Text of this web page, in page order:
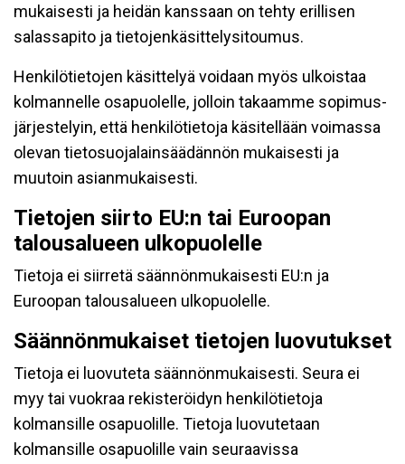
mukaisesti ja heidän kanssaan on tehty erillisen
salassapito ja tietojenkäsittelysitoumus.
Henkilötietojen käsittelyä voidaan myös ulkoistaa
kolmannelle osapuolelle, jolloin takaamme sopimus-
järjestelyin, että henkilötietoja käsitellään voimassa
olevan tietosuojalainsäädännön mukaisesti ja
muutoin asianmukaisesti.
Tietojen siirto EU:n tai Euroopan
talousalueen ulkopuolelle
Tietoja ei siirretä säännönmukaisesti EU:n ja
Euroopan talousalueen ulkopuolelle.
Säännönmukaiset tietojen luovutukset
Tietoja ei luovuteta säännönmukaisesti. Seura ei
myy tai vuokraa rekisteröidyn henkilötietoja
kolmansille osapuolille. Tietoja luovutetaan
kolmansille osapuolille vain seuraavissa